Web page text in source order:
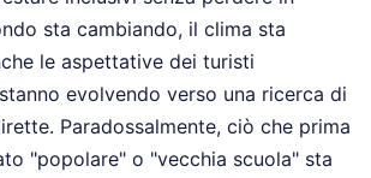
sta cambiando, il clima sta
le aspettative dei turisti
evolvendo verso una ricerca di
Paradossalmente, ciò che prima
"popolare" o "vecchia scuola" sta